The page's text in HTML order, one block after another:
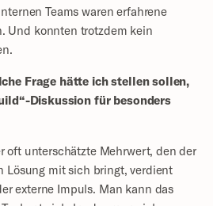
Teams waren erfahrene
Und konnten trotzdem kein
Frage hätte ich stellen sollen,
Diskussion für besonders
oft unterschätzte Mehrwert, den der
Lösung mit sich bringt, verdient
externe Impuls. Man kann das